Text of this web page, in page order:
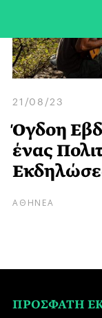
21/08/23
Όγδοη
ένας
ΑΘΗΝΕΑ
ΠΡΟΣΦΑΤΗ